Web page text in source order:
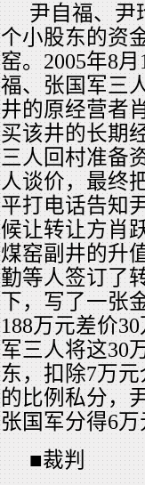
尹自福、尹
个小股东的资
窑。2005年8
福、张国军三
井的原经营者
买该井的长期
三人回村准备
人谈价，最终
平打电话告知
候让转让方肖
煤窑副井的升
勤等人签订了
下，写了一张
188万元差价
军三人将这30
东，扣除7万
的比例私分，
张国军分得6
■裁判